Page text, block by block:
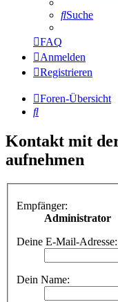
Suche
FAQ
Anmelden
Registrieren
Foren-Übersicht
Suche
Kontakt mit
aufnehmen
Empfänger:
Administrator
Deine E-Mail-Adresse:
Dein Name: